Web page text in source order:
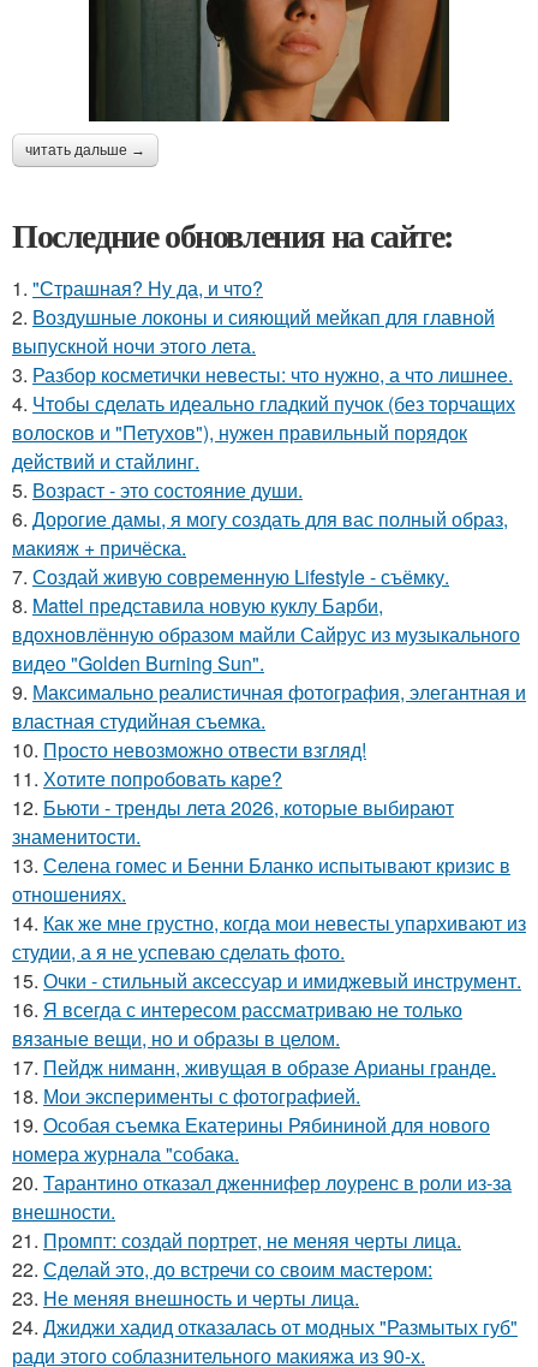
читать дальше →
Последние обновления на сайте:
1. "Страшная? Ну да, и что?
2. Воздушные локоны и сияющий мейкап для главной
выпускной ночи этого лета.
3. Разбор косметички невесты: что нужно, а что лишнее.
4. Чтобы сделать идеально гладкий пучок (без торчащих
волосков и "Петухов"), нужен правильный порядок
действий и стайлинг.
5. Возраст - это состояние души.
6. Дорогие дамы, я могу создать для вас полный образ,
макияж + причёска.
7. Создай живую современную Lifestyle - съёмку.
8. Mattel представила новую куклу Барби,
вдохновлённую образом майли Сайрус из музыкального
видео "Golden Burning Sun".
9. Максимально реалистичная фотография, элегантная и
властная студийная съемка.
10. Просто невозможно отвести взгляд!
11. Хотите попробовать каре?
12. Бьюти - тренды лета 2026, которые выбирают
знаменитости.
13. Селена гомес и Бенни Бланко испытывают кризис в
отношениях.
14. Как же мне грустно, когда мои невесты упархивают из
студии, а я не успеваю сделать фото.
15. Очки - стильный аксессуар и имиджевый инструмент.
16. Я всегда с интересом рассматриваю не только
вязаные вещи, но и образы в целом.
17. Пейдж ниманн, живущая в образе Арианы гранде.
18. Мои эксперименты с фотографией.
19. Особая съемка Екатерины Рябининой для нового
номера журнала "собака.
20. Тарантино отказал дженнифер лоуренс в роли из-за
внешности.
21. Промпт: создай портрет, не меняя черты лица.
22. Сделай это, до встречи со своим мастером:
23. Не меняя внешность и черты лица.
24. Джиджи хадид отказалась от модных "Размытых губ"
ради этого соблазнительного макияжа из 90-х.